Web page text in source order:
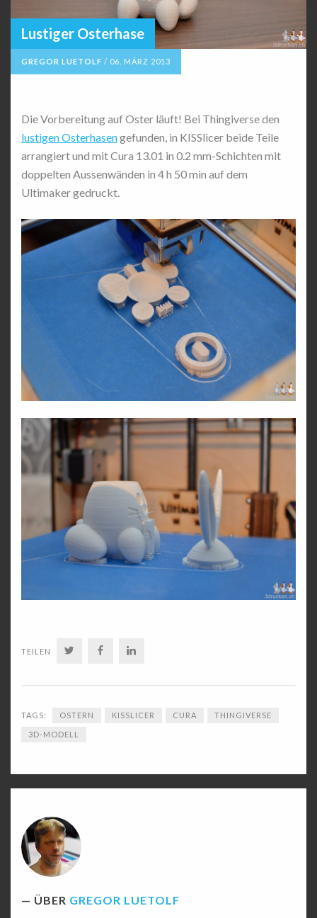
Lustiger Osterhase
GREGOR LUETOLF / 06. MÄRZ 2013
Die Vorbereitung auf Oster läuft! Bei Thingiverse den
lustigen Osterhasengefunden, in KISSlicer beide Teile
arrangiert und mit Cura 13.01 in 0.2 mm-Schichten mit
doppelten Aussenwänden in 4 h 50 min auf dem
Ultimaker gedruckt.
TEILEN TWITTERFACEBOOK
TAGS: OSTERN KISSLICER CURA THINGIVERSE
3D-MODELL
ÜBER GREGOR LUETOLF